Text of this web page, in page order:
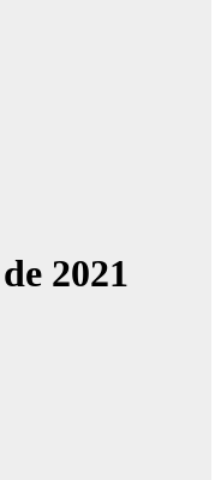
2021